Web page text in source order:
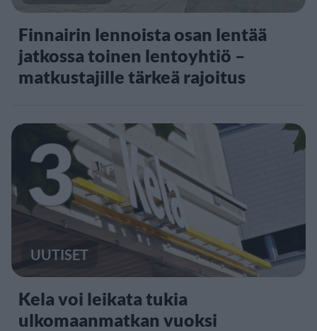
Finnairin lennoista osan lentää
jatkossa toinen lentoyhtiö –
matkustajille tärkeä rajoitus
3
UUTISET
Kela voi leikata tukia
ulkomaanmatkan vuoksi